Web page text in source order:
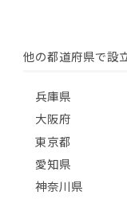
他の都道府県で設
兵庫県
大阪府
東京都
愛知県
神奈川県